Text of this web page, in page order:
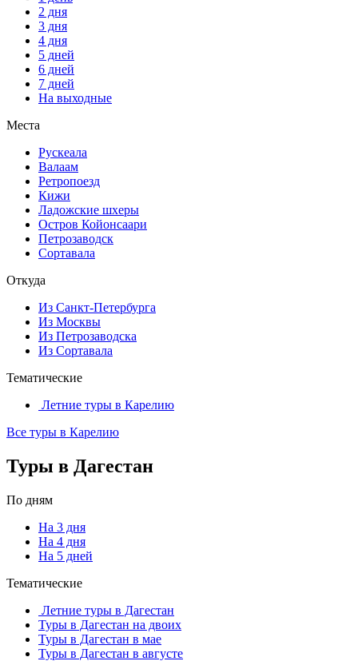
2 дня
3 дня
4 дня
5 дней
6 дней
7 дней
На выходные
Места
Рускеала
Валаам
Ретропоезд
Кижи
Ладожские шхеры
Остров Койонсаари
Петрозаводск
Сортавала
Откуда
Из Санкт-Петербурга
Из Москвы
Из Петрозаводска
Из Сортавала
Тематические
Летние туры в Карелию
Все туры в Карелию
Туры в Дагестан
По дням
На 3 дня
На 4 дня
На 5 дней
Тематические
Летние туры в Дагестан
Туры в Дагестан на двоих
Туры в Дагестан в мае
Туры в Дагестан в августе